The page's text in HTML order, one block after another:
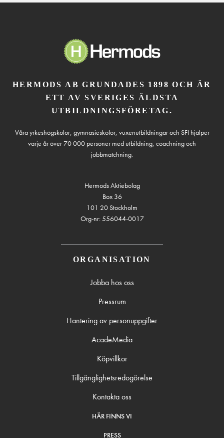
HERMODS AB GRUNDADES 1898 OCH ÄR
ETT AV SVERIGES ÄLDSTA
UTBILDNINGSFÖRETAG.
Våra yrkeshögskolor, gymnasieskolor, vuxenutbildningar och SFI hjälper
varje år över 70 000 personer med utbildning, coachning och
jobbmatchning.
Hermods Aktiebolag
Box 36
101 20 Stockholm
Org-nr: 556044-0017
ORGANISATION
Jobba hos oss
Pressrum
Hantering av personuppgifter
AcadeMedia
Köpvillkor
Tillgänglighetsredogörelse
Kontakta oss
HÄR FINNS VI
PRESS